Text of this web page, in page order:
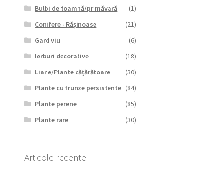
Bulbi de toamnă/primăvară
(1)
Conifere - Rășinoase
(21)
Gard viu
(6)
Ierburi decorative
(18)
Liane/Plante cățărătoare
(30)
Plante cu frunze persistente (84)
Plante perene
(85)
Plante rare
(30)
Articole recente